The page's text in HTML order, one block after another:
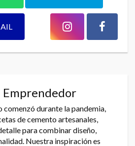
comenzó durante la pandemia,
de cemento artesanales,
para combinar diseño,
Nuestra inspiración es